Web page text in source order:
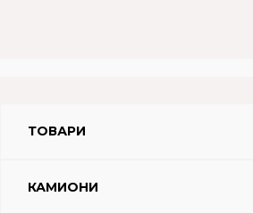
ТОВАРИ
КАМИОНИ